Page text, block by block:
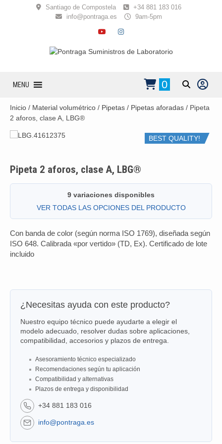
Santiago de Compostela
+34 881 183 016
info@pontraga.es
9am-5pm
YOUTUBE
INSTAGRAM
MENU 0
Inicio / Material volumétrico / Pipetas / Pipetas aforadas / Pipeta
2 aforos, clase A, LBG®
BEST QUALITY!
Pipeta 2 aforos, clase A, LBG®
9 variaciones disponibles
VER TODAS LAS OPCIONES DEL PRODUCTO
Con banda de color (según norma ISO 1769), diseñada según
ISO 648. Calibrada «por vertido» (TD, Ex). Certificado de lote
incluido
¿Necesitas ayuda con este producto?
Nuestro equipo técnico puede ayudarte a elegir el
modelo adecuado, resolver dudas sobre aplicaciones,
compatibilidad, accesorios y plazos de entrega.
Asesoramiento técnico especializado
Recomendaciones según tu aplicación
Compatibilidad y alternativas
Plazos de entrega y disponibilidad
+34 881 183 016
info@pontraga.es